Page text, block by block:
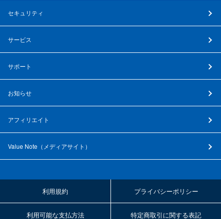
セキュリティ
サービス
サポート
お知らせ
アフィリエイト
Value Note（ メディアサイト ）
利用規約 プライバシーポリシー
利用可能な支払方法 特定商取引に関する表記